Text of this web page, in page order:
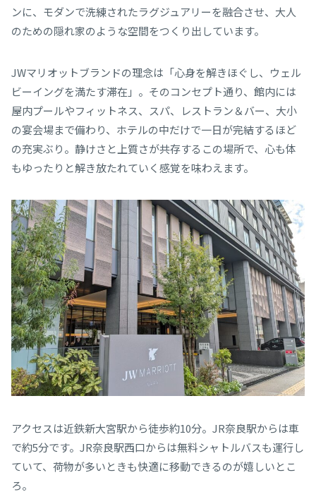
ンに、モダンで洗練されたラグジュアリーを融合させ、大人
のための隠れ家のような空間をつくり出しています。
JWマリオットブランドの理念は「心身を解きほぐし、ウェル
ビーイングを満たす滞在」。そのコンセプト通り、館内には
屋内プールやフィットネス、スパ、レストラン＆バー、大小
の宴会場まで備わり、ホテルの中だけで一日が完結するほど
の充実ぶり。静けさと上質さが共存するこの場所で、心も体
もゆったりと解き放たれていく感覚を味わえます。
アクセスは近鉄新大宮駅から徒歩約10分。JR奈良駅からは車
で約5分です。JR奈良駅西口からは無料シャトルバスも運行し
ていて、荷物が多いときも快適に移動できるのが嬉しいとこ
ろ。